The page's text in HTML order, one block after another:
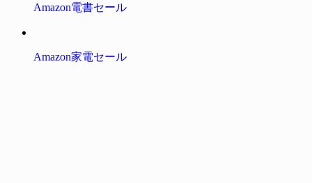
Amazon電書セール
Amazon家電セール